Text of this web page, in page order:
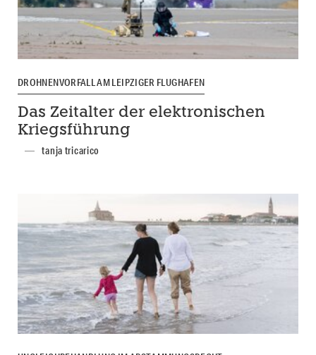
DROHNENVORFALL AM LEIPZIGER FLUGHAFEN
Das Zeitalter der elektronischen
Kriegsführung
tanja tricarico